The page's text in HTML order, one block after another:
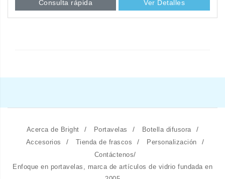
Consulta rápida Ver Detalles
Acerca de Bright / Portavelas / Botella difusora /
Accesorios / Tienda de frascos / Personalización /
Contáctenos/
Enfoque en portavelas, marca de artículos de vidrio fundada en